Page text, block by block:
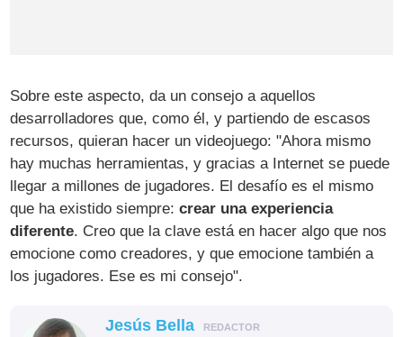
Sobre este aspecto, da un consejo a aquellos
desarrolladores que, como él, y partiendo de escasos
recursos, quieran hacer un videojuego: "Ahora mismo
hay muchas herramientas, y gracias a Internet se puede
llegar a millones de jugadores. El desafío es el mismo
que ha existido siempre:crear una experiencia
diferente. Creo que la clave está en hacer algo que nos
emocione como creadores, y que emocione también a
los jugadores. Ese es mi consejo".
Jesús Bella REDACTOR